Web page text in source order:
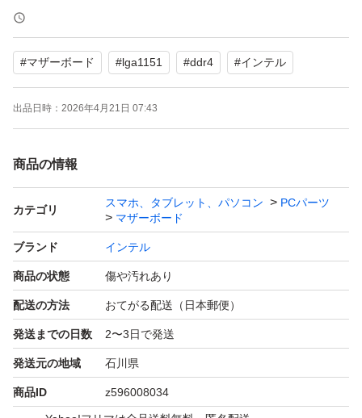
CPUファンが一枚折れています。
低回転では気になりませんが高回転ではうるさいかもしれ
ません。
不要でしたら取り外します。または手持ちの適当なクーラ
ーに交換可能ですのでお申し付けください。
正常動作は保証できないためジャンク品となります。
ご理解の上、ご購入ください。
付属品はバックパネルのみとなります。
GIGABYTE
GA-H270-HD3
インテル 第6世代/第7世代
#マザーボード #lga1151 #ddr4 #インテル
出品日時： 2026年4月21日 07:43
商品の情報
カテゴリ
スマホ、タブレット、パソコン
PCパーツ
マザーボード
ブランド インテル
商品の状態 傷や汚れあり
配送の方法 おてがる配送（日本郵便）
発送までの日数 2〜3日で発送
発送元の地域 石川県
商品ID z596008034